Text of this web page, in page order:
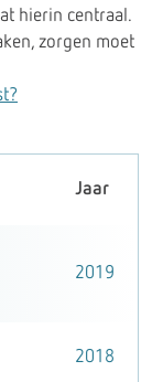
hierin centraal.
zorgen moet
Jaar
2019
2018